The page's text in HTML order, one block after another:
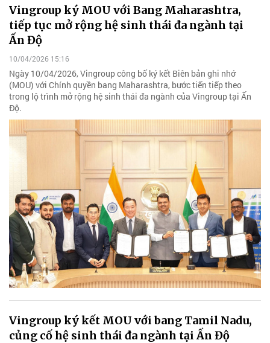
Vingroup ký MOU với Bang Maharashtra,
tiếp tục mở rộng hệ sinh thái đa ngành tại
Ấn Độ
10/04/2026 15:16
Ngày 10/04/2026, Vingroup công bố ký kết Biên bản ghi nhớ
(MOU) với Chính quyền bang Maharashtra, bước tiến tiếp theo
trong lộ trình mở rộng hệ sinh thái đa ngành của Vingroup tại Ấn
Độ.
Vingroup ký kết MOU với bang Tamil Nadu,
củng cố hệ sinh thái đa ngành tại Ấn Độ